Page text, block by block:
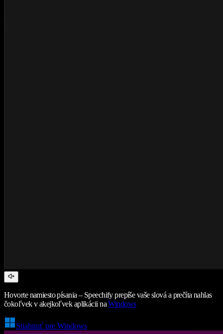
Hovorte namiesto písania – Speechify prepíše vaše slová a prečíta nahlas
čokoľvek v akejkoľvek aplikácii naWindows
Stiahnuť pre Windows